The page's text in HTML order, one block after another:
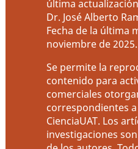
última
Dr. José Alberto
Fecha de la última
noviembre de 2025.
Se permite la
contenido para
comerciales
correspondientes
CienciaUAT. Los
investigaciones